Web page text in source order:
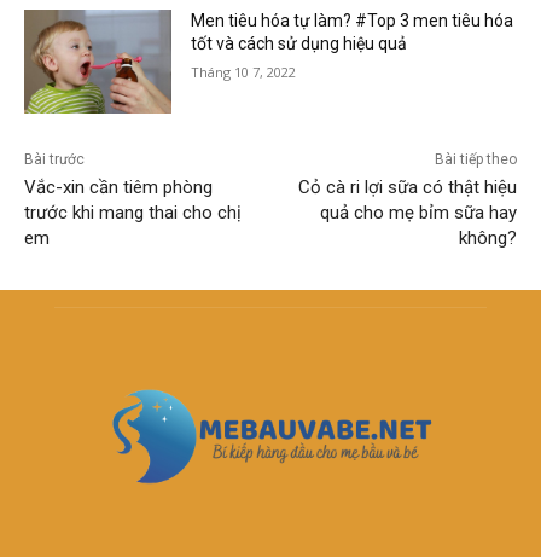
Men tiêu hóa tự làm? #Top 3 men tiêu hóa
tốt và cách sử dụng hiệu quả
Tháng 10 7, 2022
Bài trước
Vắc-xin cần tiêm phòng
trước khi mang thai cho chị
em
Bài tiếp theo
Cỏ cà ri lợi sữa có thật hiệu
quả cho mẹ bỉm sữa hay
không?